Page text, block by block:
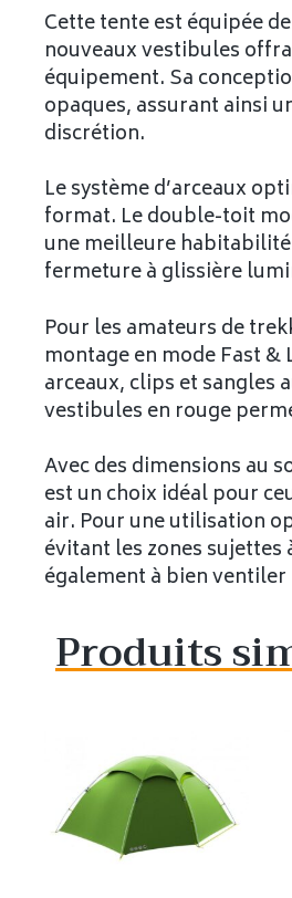
Cette tente est équipée
nouveaux vestibules
équipement. Sa
opaques, assurant ainsi
discrétion.
Le système d’arceaux
format. Le double-toit
une meilleure habitabilité
fermeture à glissière
Pour les amateurs de
montage en mode Fast
arceaux, clips et sangles
vestibules en rouge
Avec des dimensions au
est un choix idéal pour
air. Pour une utilisation
évitant les zones sujettes
également à bien
Produits